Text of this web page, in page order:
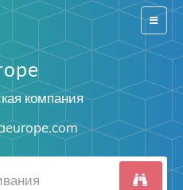
Switch
компания